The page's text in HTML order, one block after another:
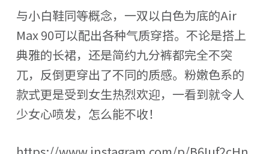
与小白鞋同等概念，一双以白色为底的Air
Max 90可以配出各种气质穿搭。不论是搭上
典雅的长裙，还是简约九分裤都完全不突
兀，反倒更穿出了不同的质感。粉嫩色系的
款式更是受到女生热烈欢迎，一看到就令人
少女心喷发，怎么能不收！